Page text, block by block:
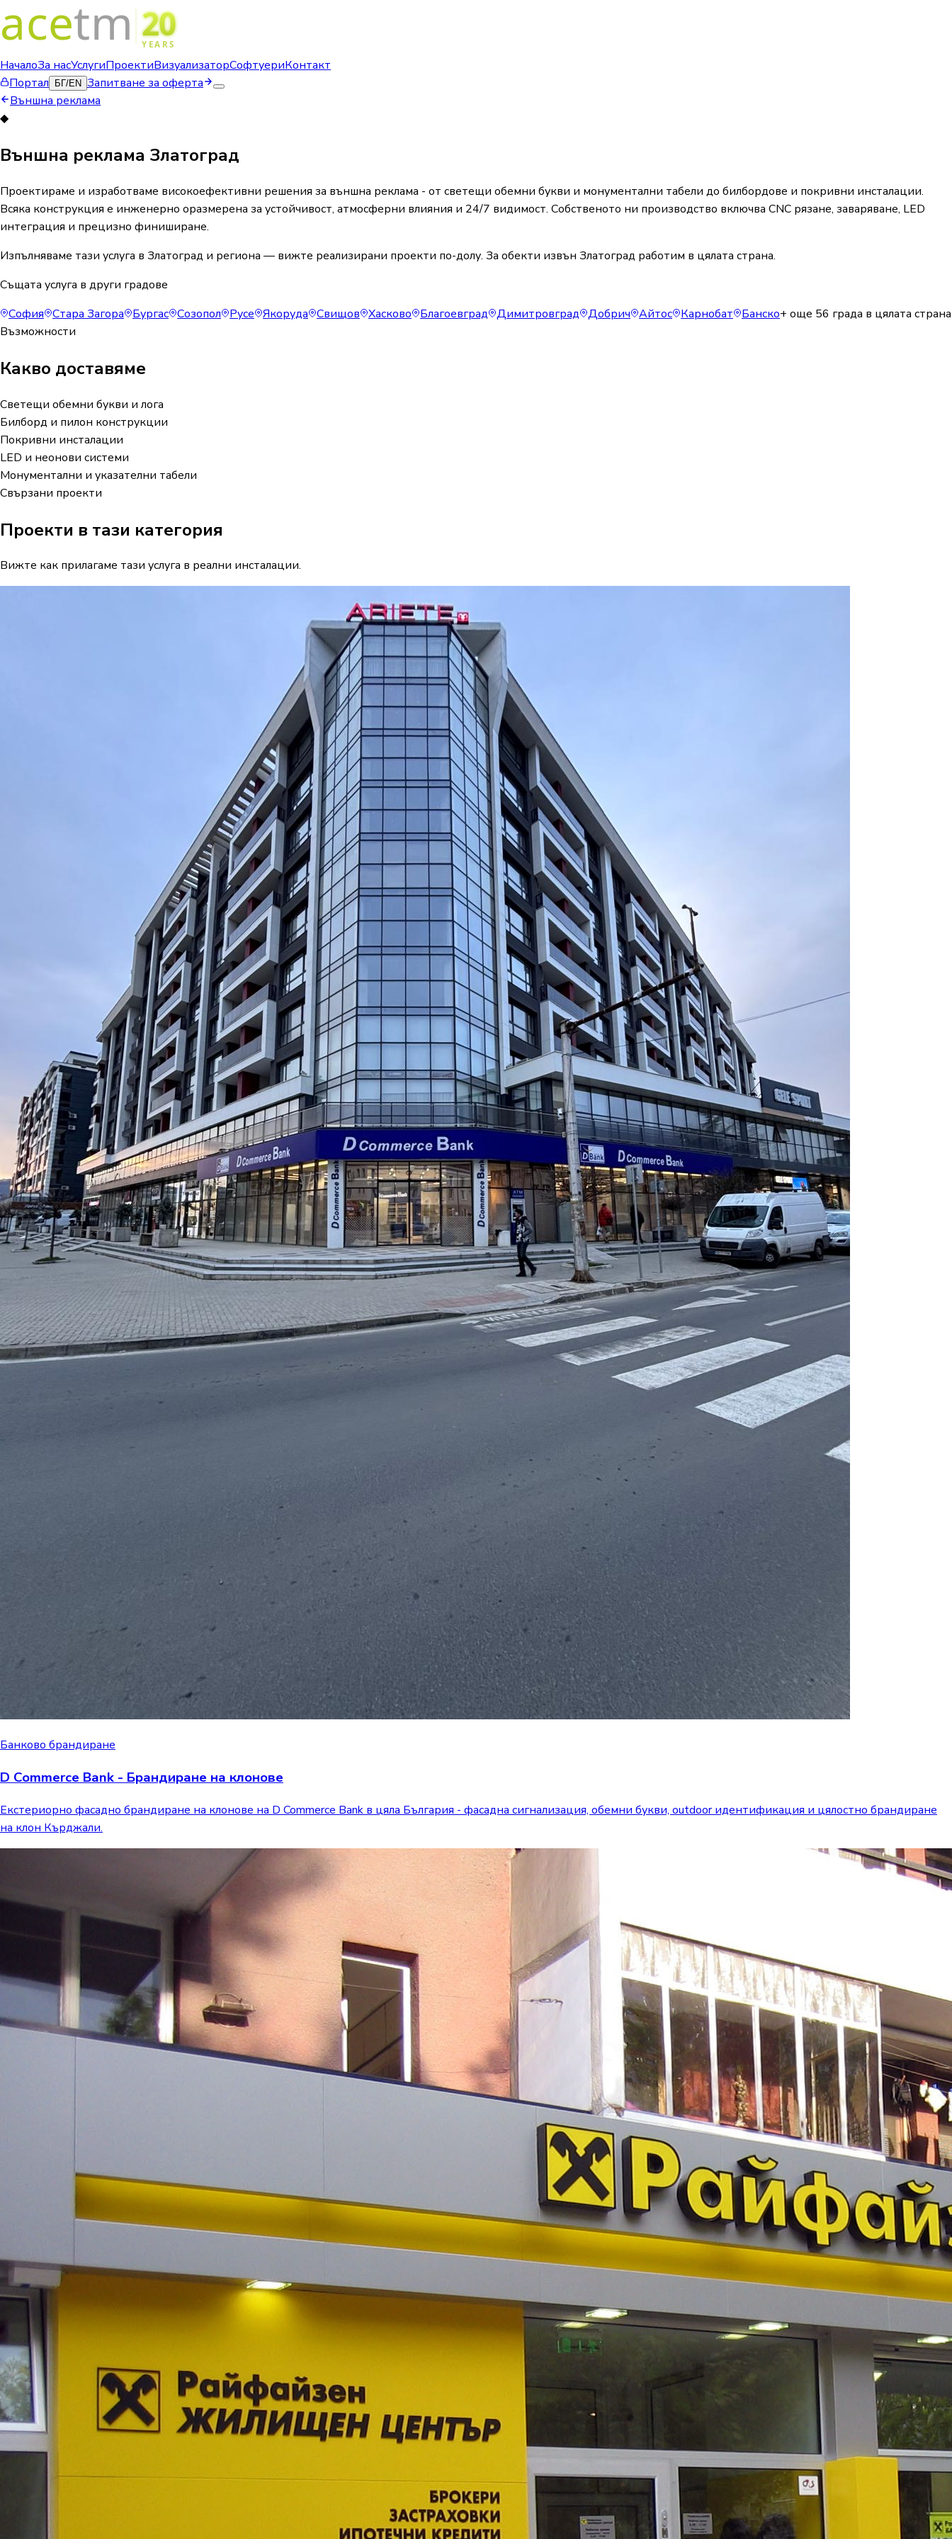
НачалоЗа насУслугиПроектиВизуализаторСофтуериКонтакт
Портал
БГ/EN
Запитване за оферта
Външна реклама
◆
Външна реклама Златоград
Проектираме и изработваме високоефективни решения за външна реклама - от светещи обемни букви и монументални табели до билбордове и покривни инсталации.
Всяка конструкция е инженерно оразмерена за устойчивост, атмосферни влияния и 24/7 видимост. Собственото ни производство включва CNC рязане, заваряване, LED
интеграция и прецизно финиширане.
Изпълняваме тази услуга в Златоград и региона — вижте реализирани проекти по-долу. За обекти извън Златоград работим в цялата страна.
Същата услуга в други градове
София Стара Загора Бургас Созопол Русе Якоруда Свищов Хасково Благоевград Димитровград Добрич Айтос Карнобат Банско+ още 56 града в цялата страна
Възможности
Какво доставяме
Светещи обемни букви и лога
Билборд и пилон конструкции
Покривни инсталации
LED и неонови системи
Монументални и указателни табели
Свързани проекти
Проекти в тази категория
Вижте как прилагаме тази услуга в реални инсталации.
Банково брандиране
D Commerce Bank - Брандиране на клонове
Екстериорно фасадно брандиране на клонове на D Commerce Bank в цяла България - фасадна сигнализация, обемни букви, outdoor идентификация и цялостно брандиране
на клон Кърджали.